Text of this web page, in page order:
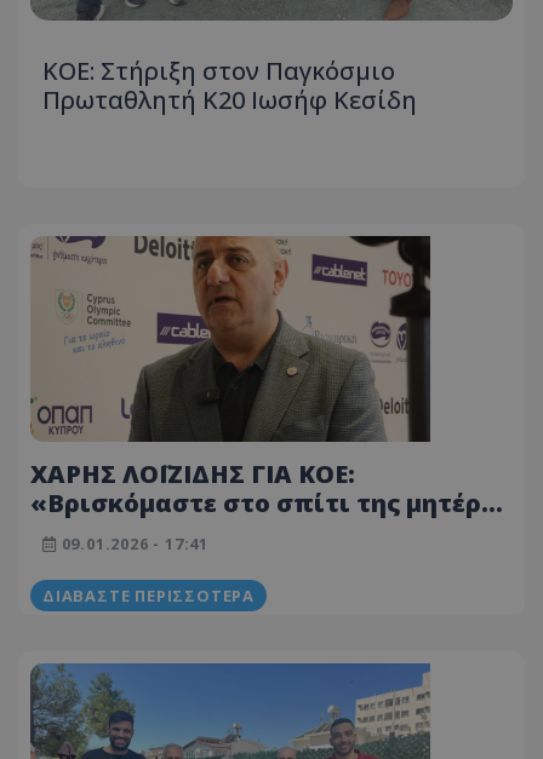
ΚΟΕ: Στήριξη στον Παγκόσμιο
Πρωταθλητή Κ20 Ιωσήφ Κεσίδη
ΧΑΡΗΣ ΛΟΪΖΙΔΗΣ ΓΙΑ ΚΟΕ:
«Βρισκόμαστε στο σπίτι της μητέρας
όλων των ομοσπονδιών…» (ΒΙΝΤΕΟ)
09.01.2026 - 17:41
ΔΙΑΒΆΣΤΕ ΠΕΡΙΣΣΌΤΕΡΑ